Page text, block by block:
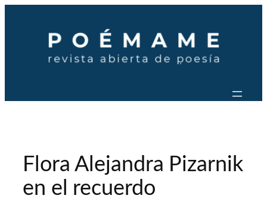
contenido
Flora Alejandra Pizarnik
en el recuerdo